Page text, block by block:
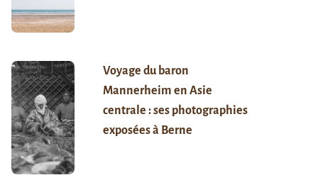
Voyage du baron
Mannerheim en Asie
centrale : ses photographies
exposées à Berne